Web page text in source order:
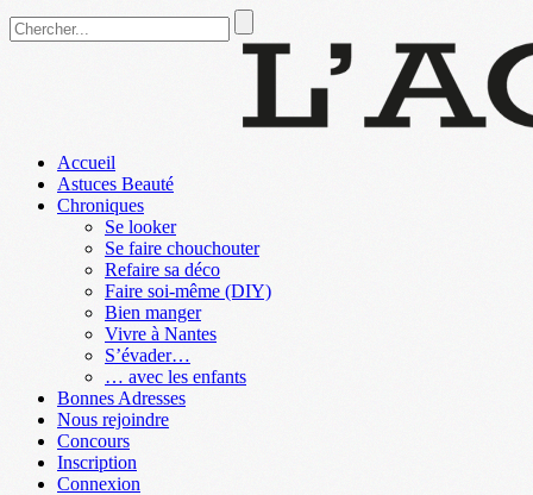
Accueil
Astuces Beauté
Chroniques
Se looker
Se faire chouchouter
Refaire sa déco
Faire soi-même (DIY)
Bien manger
Vivre à Nantes
S’évader…
… avec les enfants
Bonnes Adresses
Nous rejoindre
Concours
Inscription
Connexion